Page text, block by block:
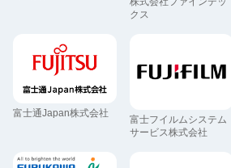
クス
富士通Japan株式会社
富士フイルムシステム
サービス株式会社